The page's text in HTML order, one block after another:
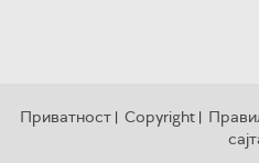
Приватност | Copyright |